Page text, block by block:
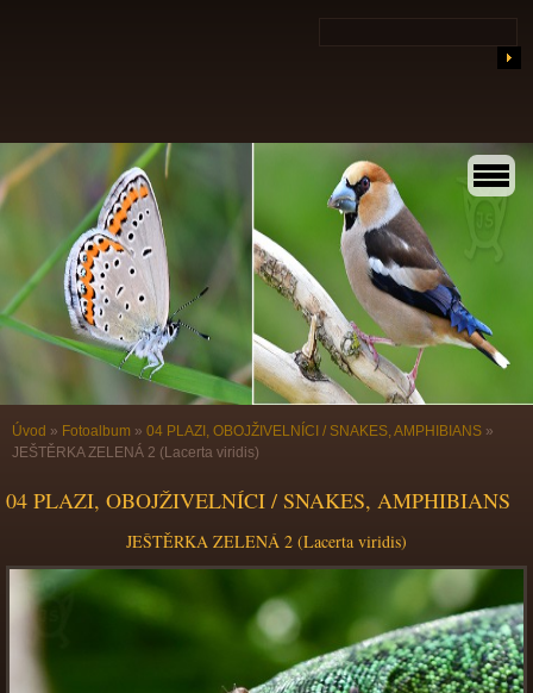
Úvod » Fotoalbum » 04 PLAZI, OBOJŽIVELNÍCI / SNAKES, AMPHIBIANS »
JEŠTĚRKA ZELENÁ 2 (Lacerta viridis)
04 PLAZI, OBOJŽIVELNÍCI / SNAKES, AMPHIBIANS
JEŠTĚRKA ZELENÁ 2 (Lacerta viridis)